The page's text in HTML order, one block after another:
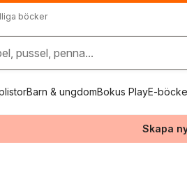
böcker
pussel, penna...
Barn & ungdomBokus PlayE-
Skapa